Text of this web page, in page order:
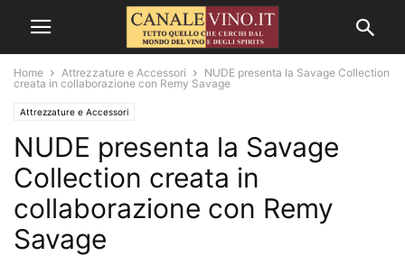
Home Attrezzature e Accessori
NUDE presenta la Savage Collection
creata in collaborazione con Remy Savage
Attrezzature e Accessori
NUDE presenta la Savage
Collection creata in
collaborazione con Remy
Savage